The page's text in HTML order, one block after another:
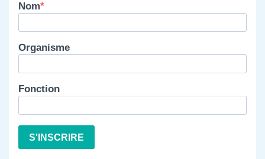
Nom
Organisme
Fonction
S'INSCRIRE